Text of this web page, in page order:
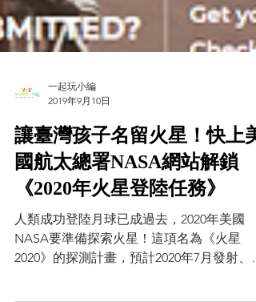
2019年9月10日
讓臺灣孩子名留火星！快上美
國航太總署NASA網站解鎖
《2020年火星登陸任務》
人類成功登陸月球已成過去，2020年美國